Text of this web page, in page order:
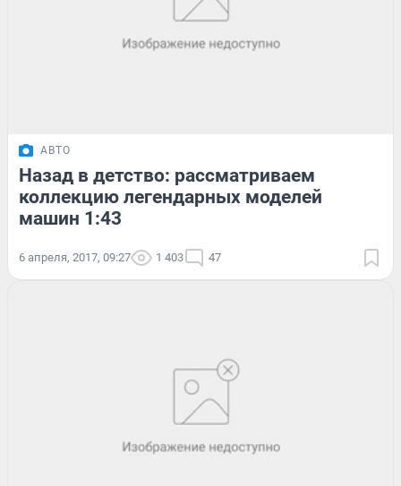
АВТО
Назад в детство: рассматриваем
коллекцию легендарных моделей
машин 1:43
6 апреля, 2017, 09:27 1 403 47